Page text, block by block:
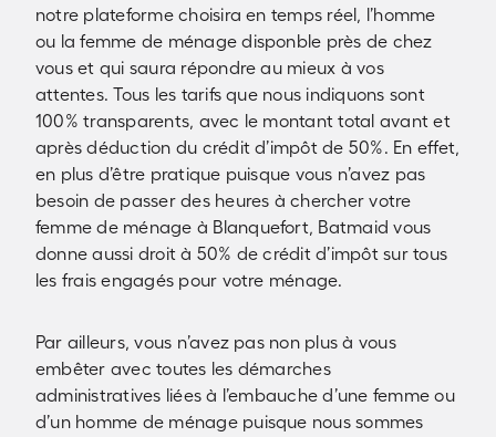
notre plateforme choisira en temps réel, l’homme
ou la femme de ménage disponble près de chez
vous et qui saura répondre au mieux à vos
attentes. Tous les tarifs que nous indiquons sont
100% transparents, avec le montant total avant et
après déduction du crédit d’impôt de 50%. En effet,
en plus d’être pratique puisque vous n’avez pas
besoin de passer des heures à chercher votre
femme de ménage à Blanquefort, Batmaid vous
donne aussi droit à 50% de crédit d’impôt sur tous
les frais engagés pour votre ménage.
Par ailleurs, vous n’avez pas non plus à vous
embêter avec toutes les démarches
administratives liées à l’embauche d’une femme ou
d’un homme de ménage puisque nous sommes